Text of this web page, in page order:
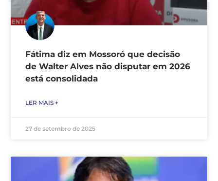
Fátima diz em Mossoró que decisão
de Walter Alves não disputar em 2026
está consolidada
LER MAIS +
27 de setembro de 2025